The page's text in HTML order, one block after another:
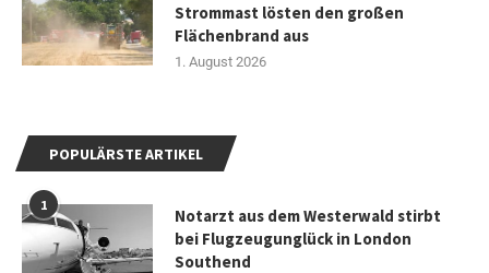
Strommast lösten den großen
Flächenbrand aus
1. August 2026
POPULÄRSTE ARTIKEL
1
Notarzt aus dem Westerwald stirbt
bei Flugzeugunglück in London
Southend